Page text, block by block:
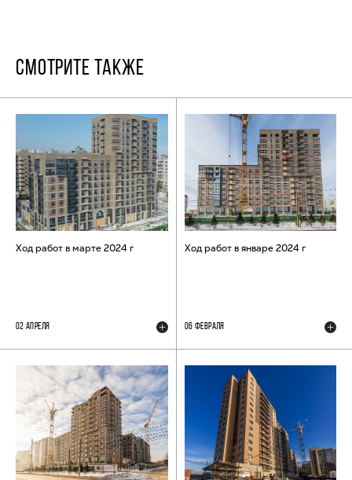
СМОТРИТЕ ТАКЖЕ
Ход работ в марте 2024 г
02 АПРЕЛЯ
Ход работ в январе 2024 г
06 ФЕВРАЛЯ